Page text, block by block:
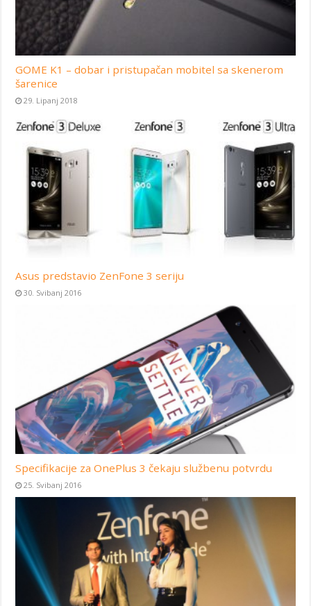
GOME K1 – dobar i pristupačan mobitel sa skenerom
šarenice
29. Lipanj 2018
Asus predstavio ZenFone 3 seriju
30. Svibanj 2016
Specifikacije za OnePlus 3 čekaju službenu potvrdu
25. Svibanj 2016